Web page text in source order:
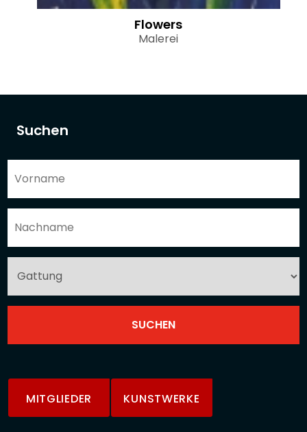
Suchen
MITGLIEDER KUNSTWERKE
Flowers
Malerei